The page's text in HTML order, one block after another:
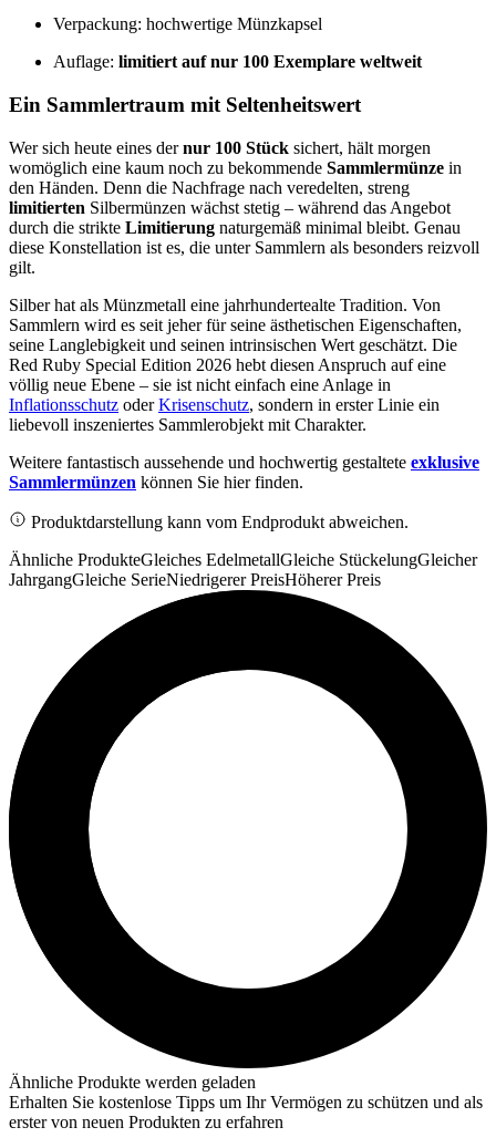
Verpackung: hochwertige Münzkapsel
Auflage: limitiert auf nur 100 Exemplare weltweit
Ein Sammlertraum mit Seltenheitswert
Wer sich heute eines dernur 100 Stück sichert, hält morgen
womöglich eine kaum noch zu bekommende Sammlermünze in
den Händen. Denn die Nachfrage nach veredelten, streng
limitierten Silbermünzen wächst stetig – während das Angebot
durch die strikte Limitierung naturgemäß minimal bleibt. Genau
diese Konstellation ist es, die unter Sammlern als besonders reizvoll
gilt.
Silber hat als Münzmetall eine jahrhundertealte Tradition. Von
Sammlern wird es seit jeher für seine ästhetischen Eigenschaften,
seine Langlebigkeit und seinen intrinsischen Wert geschätzt. Die
Red Ruby Special Edition 2026 hebt diesen Anspruch auf eine
völlig neue Ebene – sie ist nicht einfach eine Anlage in
Inflationsschutz oderKrisenschutz, sondern in erster Linie ein
liebevoll inszeniertes Sammlerobjekt mit Charakter.
Weitere fantastisch aussehende und hochwertig gestaltete exklusive
Sammlermünzen können Sie hier finden.
Produktdarstellung kann vom Endprodukt abweichen.
Ähnliche ProdukteGleiches EdelmetallGleiche StückelungGleicher
JahrgangGleiche SerieNiedrigerer PreisHöherer Preis
Ähnliche Produkte werden geladen
Erhalten Sie kostenlose Tipps um Ihr Vermögen zu schützen und als
erster von neuen Produkten zu erfahren